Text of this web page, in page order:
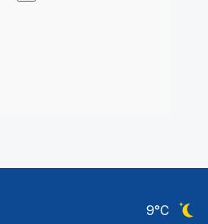
9°C